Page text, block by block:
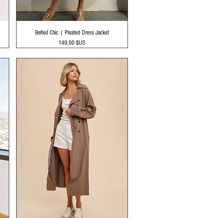
Aperçu rapide
Belted Chic | Pleated Dress Jacket
Prix
149,00 $US